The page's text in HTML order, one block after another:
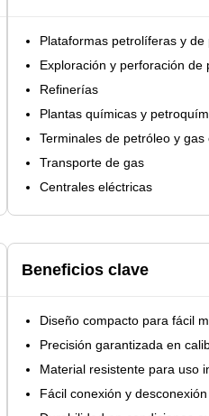
Plataformas petrolíferas y de
Exploración y perforación de
Refinerías
Plantas químicas y
Terminales de petróleo y gas
Transporte de gas
Centrales eléctricas
Beneficios clave
Diseño compacto para fácil
Precisión garantizada en
Material resistente para uso
Fácil conexión y desconexión